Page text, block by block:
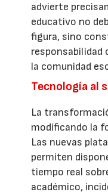
advierte
educativo no
figura, sino
responsabilidad
la comunidad
Tecnología al
La
modificando la
Las nuevas
permiten
tiempo real
académico,